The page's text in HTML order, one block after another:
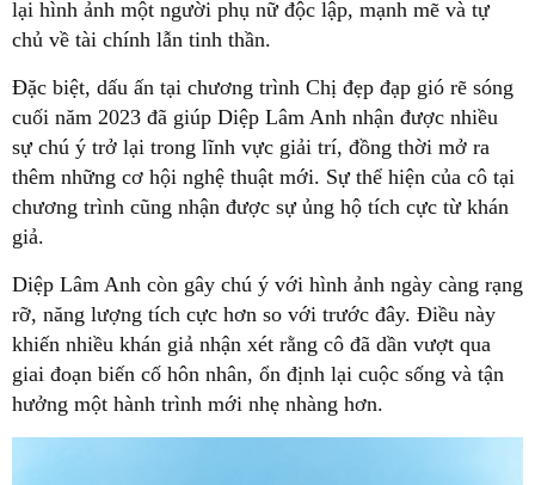
lại hình ảnh một người phụ nữ độc lập, mạnh mẽ và tự
chủ về tài chính lẫn tinh thần.
Đặc biệt, dấu ấn tại chương trình Chị đẹp đạp gió rẽ sóng
cuối năm 2023 đã giúp Diệp Lâm Anh nhận được nhiều
sự chú ý trở lại trong lĩnh vực giải trí, đồng thời mở ra
thêm những cơ hội nghệ thuật mới. Sự thể hiện của cô tại
chương trình cũng nhận được sự ủng hộ tích cực từ khán
giả.
Diệp Lâm Anh còn gây chú ý với hình ảnh ngày càng rạng
rỡ, năng lượng tích cực hơn so với trước đây. Điều này
khiến nhiều khán giả nhận xét rằng cô đã dần vượt qua
giai đoạn biến cố hôn nhân, ổn định lại cuộc sống và tận
hưởng một hành trình mới nhẹ nhàng hơn.